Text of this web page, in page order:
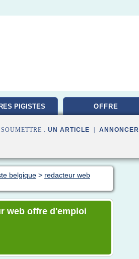
PIGISTES OFFRE
: UN ARTICLE ANNONCER
belgique > redacteur web
web offre d'emploi